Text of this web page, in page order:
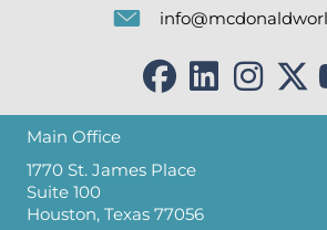
Main Office
1770 St. James Place
Suite 100
Houston, Texas 77056